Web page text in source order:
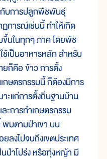
กับการปลูกพืชพันธุ์
ารณ์เช่นนี้ ทำให้เกิด
นในทุกๆ ภาค โดยพืช
เป็นอาหารหลัก สำหรับ
ยก็คือ ข้าว การตั้ง
กษตรกรรมนี้ ก็ต้องมีการ
ะแก่การตั้งถิ่นฐานบ้าน
ะการทำเกษตรกรรม
บตามป่าเขา บน
ลงไปจนถึงเขตประเทศ
นป่าโปร่ง หรือทุ่งหญ้า มี